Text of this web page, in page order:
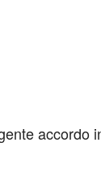
accordo